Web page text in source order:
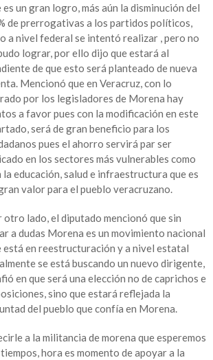
es un gran logro, más aún la disminución del
de prerrogativas a los partidos políticos,
a nivel federal se intentó realizar , pero no
lograr, por ello dijo que estará al
de que esto será planteado de nueva
Mencionó que en Veracruz, con lo
por los legisladores de Morena hay
a favor pues con la modificación en este
será de gran beneficio para los
pues el ahorro servirá par ser
en los sectores más vulnerables como
la educación, salud e infraestructura que es
valor para el pueblo veracruzano.
otro lado, el diputado mencionó que sin
a dudas Morena es un movimiento nacional
está en reestructuración y a nivel estatal
se está buscando un nuevo dirigente,
en que será una elección no de caprichos e
sino que estará reflejada la
del pueblo que confía en Morena.
a la militancia de morena que esperemos
hora es momento de apoyar a la